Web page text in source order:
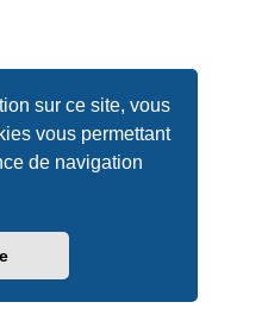
sur ce site, vous
vous permettant
de navigation